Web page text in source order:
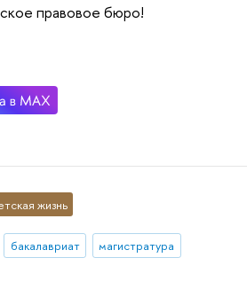
правовое бюро!
жизнь
бакалавриат магистратура